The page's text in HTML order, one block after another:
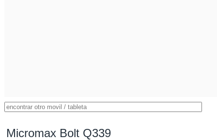
Micromax Bolt Q339